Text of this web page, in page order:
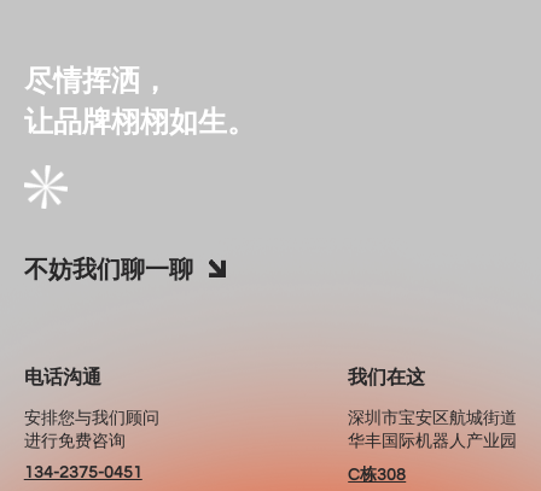
尽情挥洒，
让品牌栩栩如生。
不妨我们聊一聊
电话沟通
安排您与我们顾问
进行免费咨询
134-2375-0451
我们在这
深圳市宝安区航城街道
华丰国际机器人产业园
C栋308